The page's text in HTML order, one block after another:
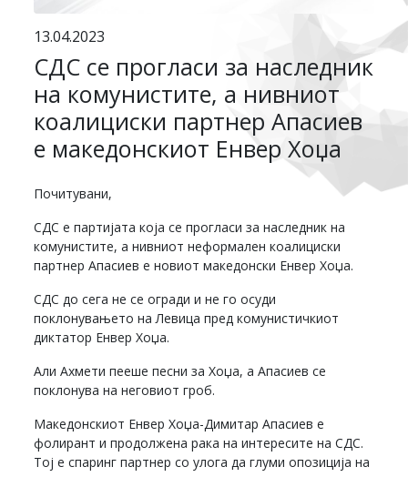
13.04.2023
СДС се прогласи за наследник
на комунистите, а нивниот
коалициски партнер Апасиев
е македонскиот Енвер Хоџа
Почитувани,
СДС е партијата која се прогласи за наследник на
комунистите, а нивниот неформален коалициски
партнер Апасиев е новиот македонски Енвер Хоџа.
СДС до сега не се огради и не го осуди
поклонувањето на Левица пред комунистичкиот
диктатор Енвер Хоџа.
Али Ахмети пееше песни за Хоџа, а Апасиев се
поклонува на неговиот гроб.
Македонскиот Енвер Хоџа-Димитар Апасиев е
фолирант и продолжена рака на интересите на СДС.
Тој е спаринг партнер со улога да глуми опозиција на